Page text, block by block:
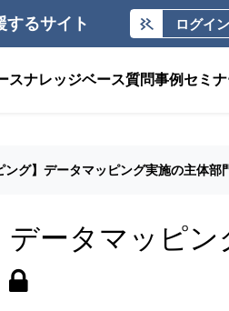
するサイト ログイン
スナレッジベース質問事例 セミ
ング】データマッピング実施の主体部
データマッピ